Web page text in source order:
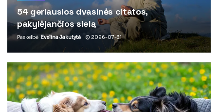
54 geriausios dvasinės citatos,
pakylėjančios sielą
Paskelbė Evelina Jakutytė 2026-07-31